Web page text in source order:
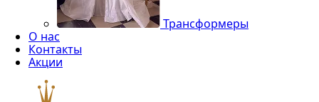
Трансформеры
О нас
Контакты
Акции